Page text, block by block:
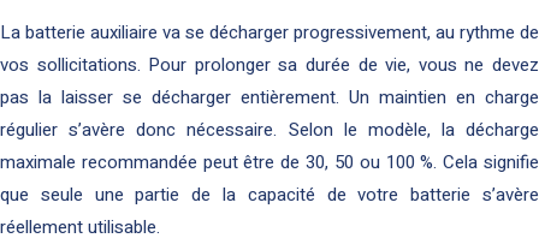
La batterie auxiliaire va se décharger progressivement, au rythme de
vos sollicitations. Pour prolonger sa durée de vie, vous ne devez
pas la laisser se décharger entièrement. Un maintien en charge
régulier s’avère donc nécessaire. Selon le modèle, la décharge
maximale recommandée peut être de 30, 50 ou 100 %. Cela signifie
que seule une partie de la capacité de votre batterie s’avère
réellement utilisable.